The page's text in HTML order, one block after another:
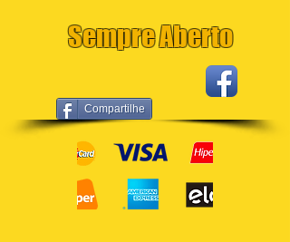
Compartilhe
Sempre Aberto